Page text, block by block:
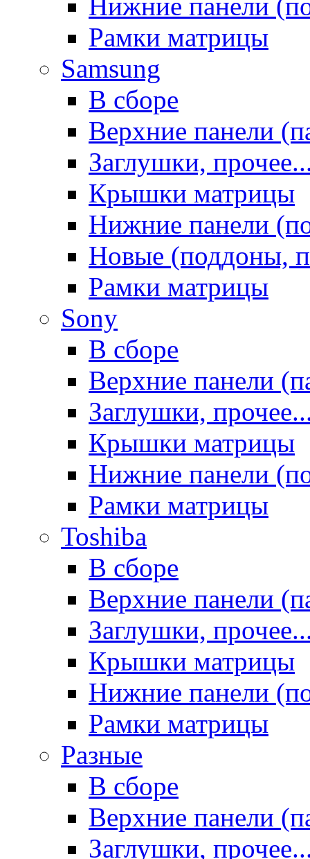
Рамки матрицы
Samsung
В сборе
Верхние панели
Заглушки,
Крышки матрицы
Нижние панели
Новые (поддоны,
Рамки матрицы
Sony
В сборе
Верхние панели
Заглушки,
Крышки матрицы
Нижние панели
Рамки матрицы
Toshiba
В сборе
Верхние панели
Заглушки,
Крышки матрицы
Нижние панели
Рамки матрицы
Разные
В сборе
Верхние панели
Заглушки,